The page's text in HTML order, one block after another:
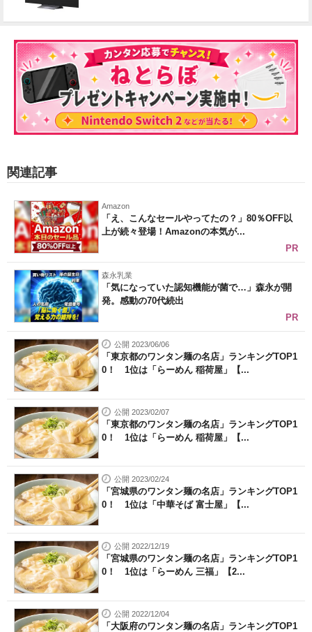
関連記事
Amazon
「え、こんなセールやってたの？」80％OFF以
上が続々登場！Amazonの本気が...
PR
森永乳業
「気になっていた認知機能が菌で…」森永が開
発。感動の70代続出
PR
公開 2023/06/06
「東京都のワンタン麺の名店」ランキングTOP1
0！ 1位は「らーめん 稲荷屋」【...
公開 2023/02/07
「東京都のワンタン麺の名店」ランキングTOP1
0！ 1位は「らーめん 稲荷屋」【...
公開 2023/02/24
「宮城県のワンタン麺の名店」ランキングTOP1
0！ 1位は「中華そば 富士屋」【...
公開 2022/12/19
「宮城県のワンタン麺の名店」ランキングTOP1
0！ 1位は「らーめん 三福」【2...
公開 2022/12/04
「大阪府のワンタン麺の名店」ランキングTOP1